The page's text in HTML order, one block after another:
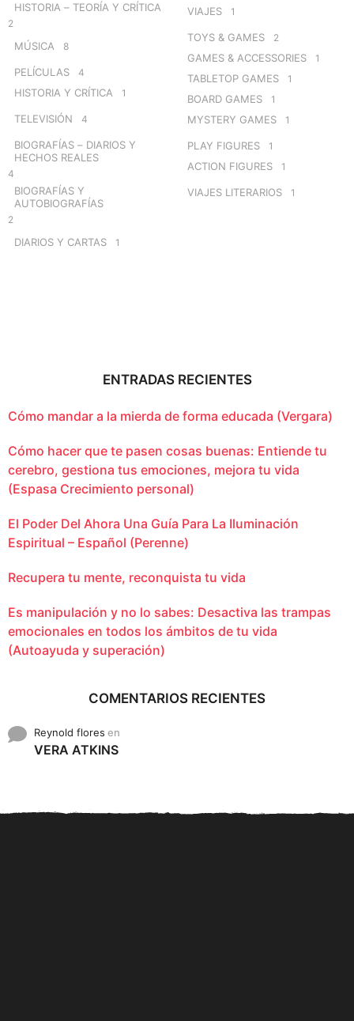
HISTORIA – TEORÍA Y CRÍTICA
2
MÚSICA 8
PELÍCULAS 4
HISTORIA Y CRÍTICA 1
TELEVISIÓN 4
BIOGRAFÍAS – DIARIOS Y
HECHOS REALES
4
BIOGRAFÍAS Y
AUTOBIOGRAFÍAS
2
DIARIOS Y CARTAS 1
VIAJES 1
TOYS & GAMES 2
GAMES & ACCESSORIES 1
TABLETOP GAMES 1
BOARD GAMES 1
MYSTERY GAMES 1
PLAY FIGURES 1
ACTION FIGURES 1
VIAJES LITERARIOS 1
ENTRADAS RECIENTES
Cómo mandar a la mierda de forma educada (Vergara)
Cómo hacer que te pasen cosas buenas: Entiende tu
cerebro, gestiona tus emociones, mejora tu vida
(Espasa Crecimiento personal)
El Poder Del Ahora Una Guía Para La Iluminación
Espiritual – Español (Perenne)
Recupera tu mente, reconquista tu vida
Es manipulación y no lo sabes: Desactiva las trampas
emocionales en todos los ámbitos de tu vida
(Autoayuda y superación)
COMENTARIOS RECIENTES
Reynold flores en
VERA ATKINS